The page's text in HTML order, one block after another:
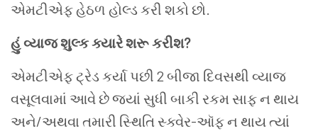
એમટીએફ હેઠળ હોલ્ડ કરી શકો છો.
હું વ્યાજ શુલ્ક ક્યારે શરૂ કરીશ?
એમટીએફ ટ્રેડ કર્યા પછી 2 બીજા દિવસથી વ્યાજ
વસૂલવામાં આવે છે જ્યાં સુધી બાકી રકમ સાફ ન થાય
અને/અથવા તમારી સ્થિતિ સ્ક્વેર-ઑફ ન થાય ત્યાં